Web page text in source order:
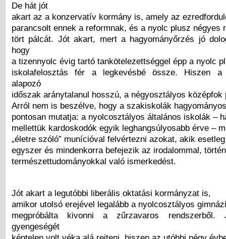
De hát jót
akart az a konzervatív kormány is, amely az
parancsolt ennek a reformnak, és a nyolc plusz négyes
tört pálcát. Jót akart, mert a hagyományőrzés jó
hogy
a tizennyolc évig tartó tankötelezettséggel épp a nyolc
iskolafelosztás fér a legkevésbé össze. Hiszen a
alapozó
időszak aránytalanul hosszú, a négyosztályos középfok
Arról nem is beszélve, hogy a szakiskolák
pontosan mutatja: a nyolcosztályos általános iskolák –
mellettük kardoskodók egyik leghangsúlyosabb érve –
„életre szóló” munícióval felvértezni azokat, akik
egyszer és mindenkorra befejezik az irodalommal,
természettudományokkal való ismerkedést.
Jót akart a legutóbbi liberális oktatási kormányzat is,
amikor utolsó erejével legalább a nyolcosztályos
megpróbálta kivonni a zűrzavaros
gyengeségét